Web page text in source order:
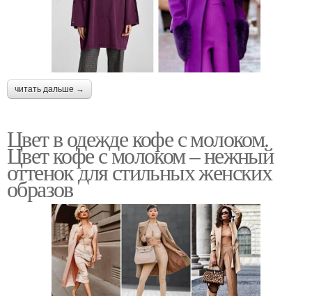
читать дальше →
Цвет в одежде кофе с молоком.
Цвет кофе с молоком – нежный
оттенок для стильных женских
образов